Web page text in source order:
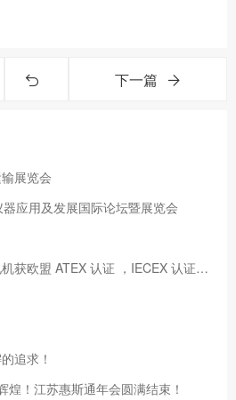
下一篇
展览会
应用及发展国际论坛暨展览会
江苏惠斯通防爆伺服电机获欧盟 ATEX 认证 ，IECEX 认证 ，国际市场再获
追求！
煌！江苏惠斯通年会圆满结束！